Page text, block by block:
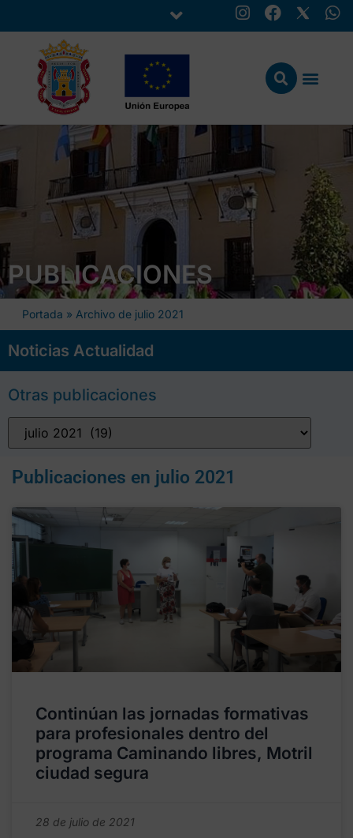
PUBLICACIONES
Portada » Archivo de julio 2021
Noticias Actualidad
Otras publicaciones
Publicaciones en julio 2021
Continúan las jornadas formativas
para profesionales dentro del
programa Caminando libres, Motril
ciudad segura
28 de julio de 2021